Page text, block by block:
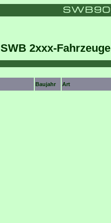
SWB 2xxx-Fahrzeuge
Baujahr Art